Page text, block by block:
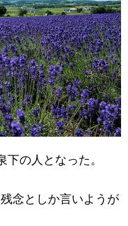
の人となった。
念としか言いようが